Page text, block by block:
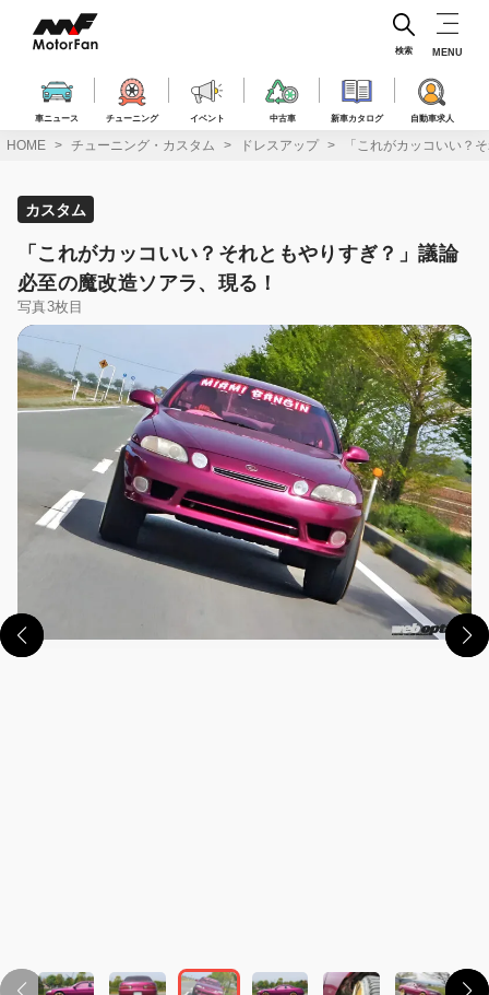
ス
車ニュース チューニング イベント 中古車 新車カタログ 自動車求人
検索 MENU
HOME チューニング・カスタム ドレスアップ 「これがカッコいい？
カスタム
「これがカッコいい？それともやりすぎ？」議論
必至の魔改造ソアラ、現る！
写真3枚目